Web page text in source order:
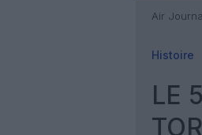
Air
Histoire
LE